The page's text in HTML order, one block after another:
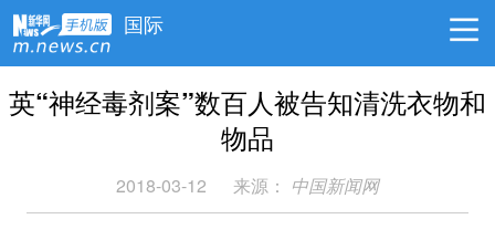
国际
英“神经毒剂案”数百人被告知清洗衣物和
物品
2018-03-12 来源： 中国新闻网